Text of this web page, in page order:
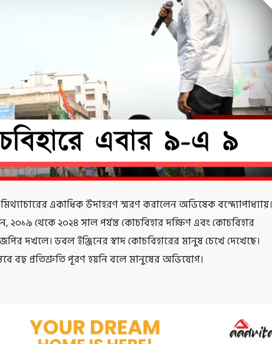
একাধিক উদাহরণ স্মরণ করালেন অভিষেক বন্দ্যোপাধ্যায়।
২০১৯ থেকে ২০২৪ সাল পর্যন্ত কোচবিহার দক্ষিণ এবং কোচবিহার
দখলে। ডবল ইঞ্জিনের স্বাদ কোচবিহারের মানুষ চেখে দেখেছে।
বহু প্রতিশ্রুতি পূরণ হয়নি বলে মানুষের অভিযোগ।